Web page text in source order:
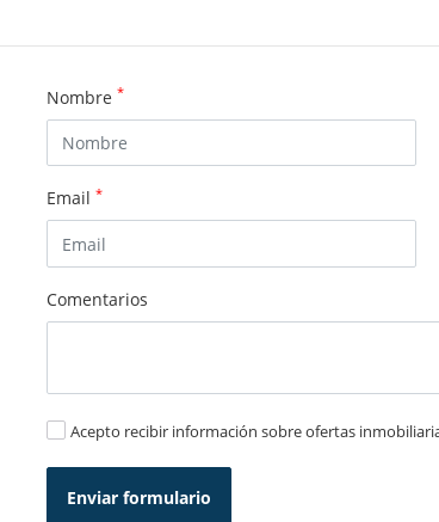
Nombre *
Email *
Comentarios
Acepto recibir información sobre ofertas
Enviar formulario